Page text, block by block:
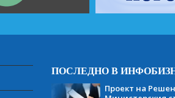
ПОСЛЕДНО В
Проект на